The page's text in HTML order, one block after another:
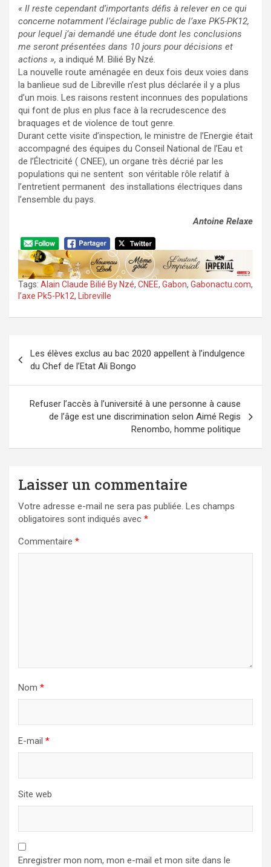
« Il reste cependant d’importants défis à relever en ce qui
concerne notamment l’éclairage public de l’axe PK5-PK12,
pour lequel j’ai demandé une étude dont les conclusions
me seront présentées dans 10 jours pour décisions et
actions », a indiqué M. Bilié By Nzé.
La nouvelle route aménagée en deux fois deux voies dans
la banlieue sud de Libreville n’est plus déclarée il y a plus
d’un mois. Les raisons restent inconnues des populations
qui font de plus en plus face à la recrudescence des
braquages et de violence de tout genre.
Durant cette visite d’inspection, le ministre de l’Energie était
accompagné des équipes du Conseil National de l’Eau et
de l’Électricité ( CNEE), un organe très décrié par les
populations qui ne sentent son véritable rôle relatif à
l’entretient permanent des installations électriques dans
l’ensemble du pays.
Antoine Relaxe
Tags: Alain Claude Bilié By Nzé, CNEE, Gabon, Gabonactu.com,
l’axe Pk5-Pk12, Libreville
de
l’article
Les élèves exclus au bac 2020 appellent à l’indulgence
du Chef de l’Etat Ali Bongo
Refuser l’accès à l’université à une personne à cause
de l’âge est une discrimination selon Aimé Regis
Renombo, homme politique
Laisser un commentaire
Votre adresse e-mail ne sera pas publiée. Les champs
obligatoires sont indiqués avec *
Commentaire *
Nom *
E-mail *
Site web
Enregistrer mon nom, mon e-mail et mon site dans le